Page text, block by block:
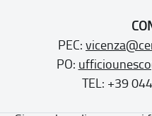
PEC:
PO:
TEL: +39